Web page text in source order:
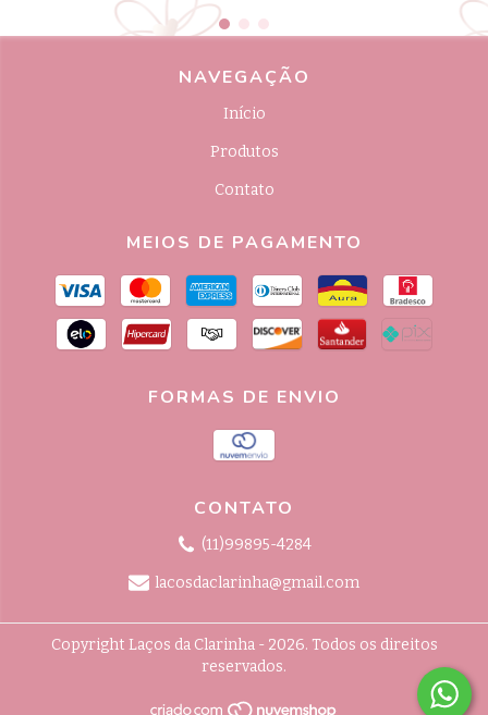
NAVEGAÇÃO
Início
Produtos
Contato
MEIOS DE PAGAMENTO
FORMAS DE ENVIO
CONTATO
(11)99895-4284
lacosdaclarinha@gmail.com
Copyright Laços da Clarinha - 2026. Todos os direitos
reservados.